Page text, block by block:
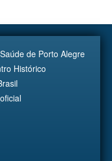
de Porto Alegre
Histórico